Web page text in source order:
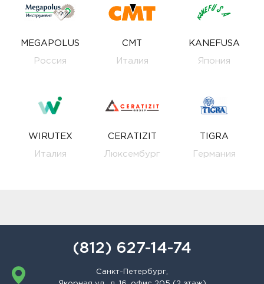
MEGAPOLUS
Россия
CMT
Италия
KANEFUSA
Япония
WIRUTEX
Италия
CERATIZIT
Люксембург
TIGRA
Германия
(812) 627-14-74
Санкт-Петербург,